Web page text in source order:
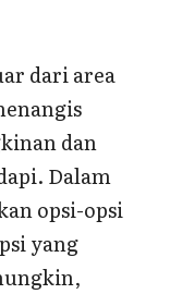
dari area
dan
Dalam
opsi-opsi
yang